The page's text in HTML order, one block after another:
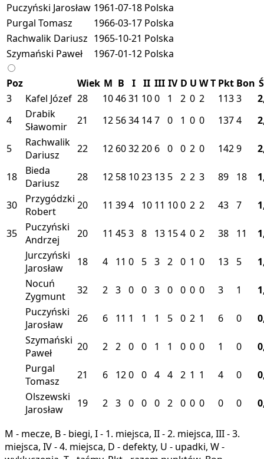
Puczyński Jarosław 1961-07-18 Polska
Purgal Tomasz
1966-03-17 Polska
Rachwalik Dariusz 1965-10-21 Polska
Szymański Paweł
1967-01-12 Polska
Poz Wiek M B I II III IV D U WT Pkt Bon
3
Kafel Józef 28 104631 100 1 2 0 2 1133
4
Drabik
Sławomir
21 12 5634 147 0 1 0 0 1374
5
Rachwalik
Dariusz
22 12 603220 6 0 0 2 0 1429
18
Bieda
Dariusz
28 12 58 1023 13 5 2 2 3 89 18
30
Przygódzki
Robert
20 11 394 10 11 100 2 2 43 7
35
Puczyński
Andrzej
20 11 453 8 13 154 0 2 38 11
Jurczyński
Jarosław
18 4 11 0 5 3 2 0 1 0 13 5
Nocuń
Zygmunt
32 2 3 0 0 3 0 0 0 0 3 1
Puczyński
Jarosław
26 6 11 1 1 1 5 0 2 1 6 0
Szymański
Paweł
20 2 2 0 0 1 1 0 0 0 1 0
Purgal
Tomasz
21 6 120 0 4 4 2 1 1 4 0
Olszewski
Jarosław
19 2 3 0 0 0 2 0 0 0 0 0
M - mecze, B - biegi, I - 1. miejsca, II - 2. miejsca, III - 3.
miejsca, IV - 4. miejsca, D - defekty, U - upadki, W -